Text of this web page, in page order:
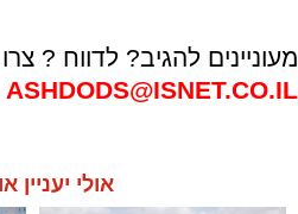
מעוניינים להגיב? לדווח ?
ASHDODS@ISNET.CO.IL
אולי יעניין